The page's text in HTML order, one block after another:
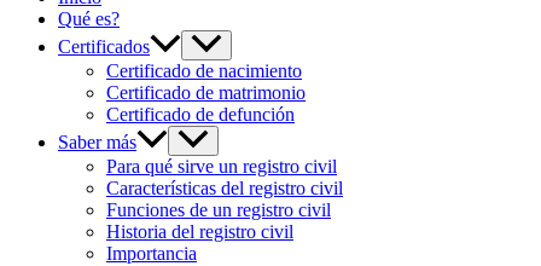
Qué es?
Certificados
Certificado de nacimiento
Certificado de matrimonio
Certificado de defunción
Saber más
Para qué sirve un registro civil
Características del registro civil
Funciones de un registro civil
Historia del registro civil
Importancia